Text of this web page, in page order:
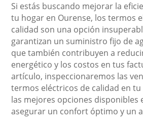
Si estás buscando mejorar la
tu hogar en Ourense, los termos
calidad son una opción
garantizan un suministro fijo de
que también contribuyen a
energético y los costos en tus
artículo, inspeccionaremos las
termos eléctricos de calidad en
las mejores opciones disponibles
asegurar un confort óptimo y un